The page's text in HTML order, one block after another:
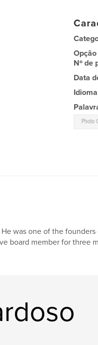
Nº de
Data
Idioma
Photo
was one of the
board member for three